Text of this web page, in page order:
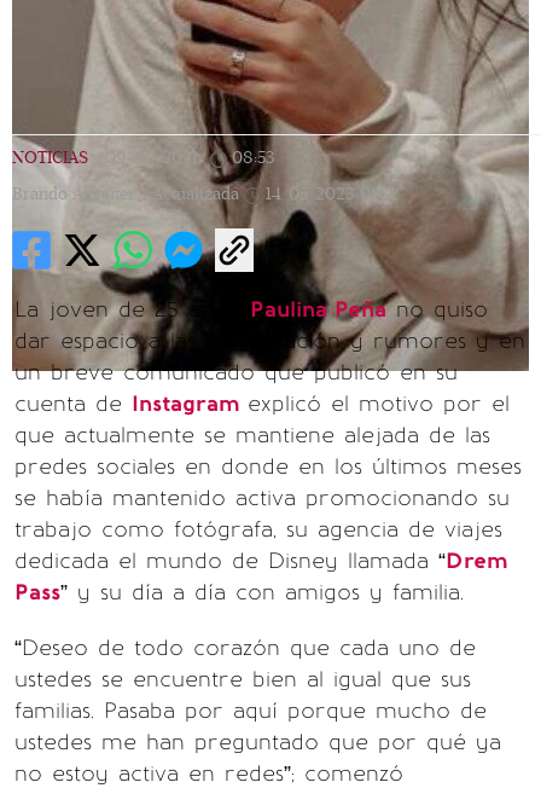
NOTICIAS 09/02/2021 | 08:53
Brando Alcauter |
Actualizada 14/05/2023 01:31
La joven de 25 años, Paulina Peñano quiso
dar espacio a las especulación y rumores y en
un breve comunicado que publicó en su
cuenta de Instagram explicó el motivo por el
que actualmente se mantiene alejada de las
predes sociales en donde en los últimos meses
se había mantenido activa promocionando su
trabajo como fotógrafa, su agencia de viajes
dedicada el mundo de Disney llamada “Drem
Pass” y su día a día con amigos y familia.
“Deseo de todo corazón que cada uno de
ustedes se encuentre bien al igual que sus
familias. Pasaba por aquí porque mucho de
ustedes me han preguntado que por qué ya
no estoy activa en redes”; comenzó